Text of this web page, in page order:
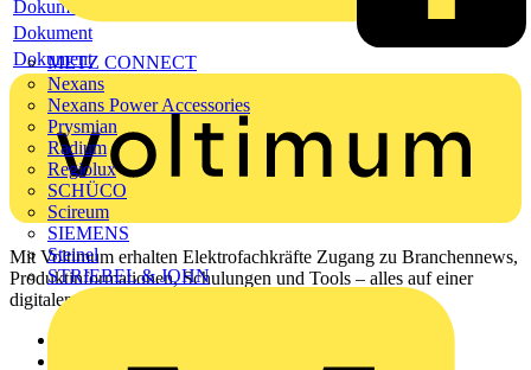
METZ CONNECT
Nexans
Nexans Power Accessories
Prysmian
Radium
Regiolux
SCHÜCO
Scireum
SIEMENS
Steinel
STRIEBEL & JOHN
Dokument
Dokument
Dokument
Mit Voltimum erhalten Elektrofachkräfte Zugang zu Branchennews,
Produktinformationen, Schulungen und Tools – alles auf einer
digitalen Plattform und Community.